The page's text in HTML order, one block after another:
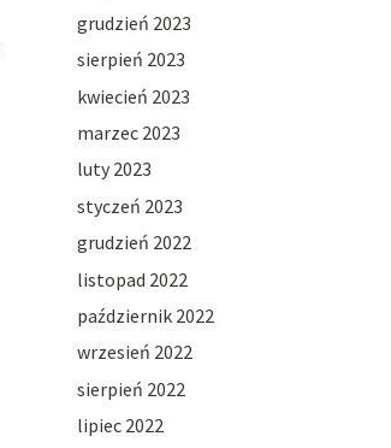
grudzień 2023
sierpień 2023
kwiecień 2023
marzec 2023
luty 2023
styczeń 2023
grudzień 2022
listopad 2022
październik 2022
wrzesień 2022
sierpień 2022
lipiec 2022